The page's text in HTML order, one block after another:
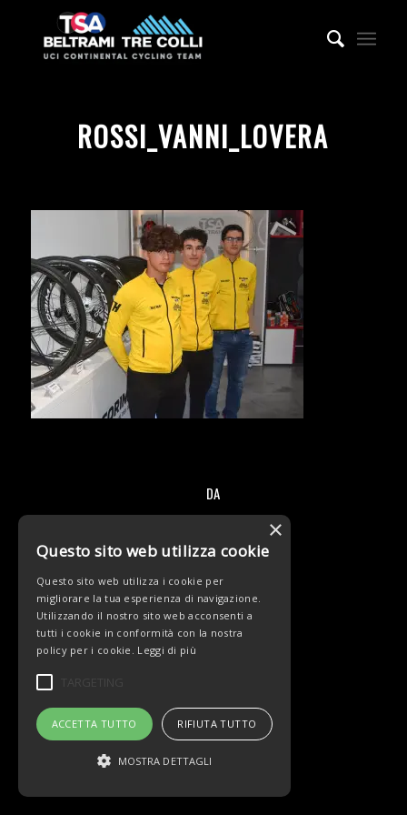
ROSSI_VANNI_LOVERA
DA
© Copyright - Team Beltrami TSA - MARCHIOL
×
Questo sito web utilizza cookie
Questo sito web utilizza i cookie per
migliorare la tua esperienza di navigazione.
Utilizzando il nostro sito web acconsenti a
tutti i cookie in conformità con la nostra
policy per i cookie. Leggi di più
TARGETING
ACCETTA TUTTO RIFIUTA TUTTO
MOSTRA DETTAGLI